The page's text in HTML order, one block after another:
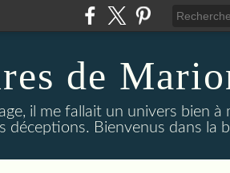
de
il me fallait un univers bien à
déceptions. Bienvenus dans la